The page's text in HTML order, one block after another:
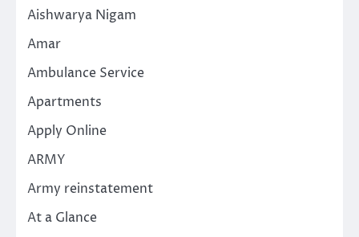
Aishwarya Nigam
Amar
Ambulance Service
Apartments
Apply Online
ARMY
Army reinstatement
At a Glance